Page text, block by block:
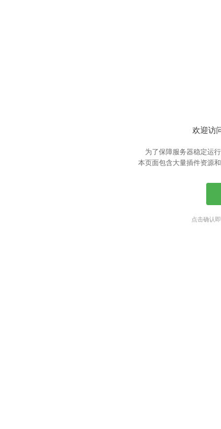
欢迎访
为了保障服务器稳定运
本页面包含大量插件资源
点击确认